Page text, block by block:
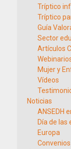
Tríptico
Tríptico
Guía
Sector
Artículos
Mujer y
Vídeos
Noticias
ANSEDH
Día de
Europa
Convenios